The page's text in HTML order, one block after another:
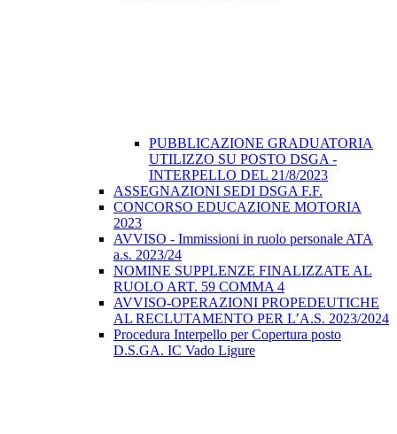
PUBBLICAZIONE GRADUATORIA
UTILIZZO SU POSTO DSGA -
INTERPELLO DEL 21/8/2023
ASSEGNAZIONI SEDI DSGA F.F.
CONCORSO EDUCAZIONE MOTORIA
2023
AVVISO - Immissioni in ruolo personale ATA
a.s. 2023/24
NOMINE SUPPLENZE FINALIZZATE AL
RUOLO ART. 59 COMMA 4
AVVISO-OPERAZIONI PROPEDEUTICHE
AL RECLUTAMENTO PER L’A.S. 2023/2024
Procedura Interpello per Copertura posto
D.S.GA. IC Vado Ligure